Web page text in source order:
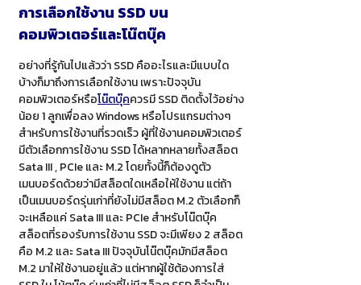
การเลือกใช้งาน SSD บน
คอมพิวเตอร์และโน๊ตบุ๊ค
อย่างที่รู้กันไปแล้วว่า SSD คืออะไรและมีแบบใด
บ้างก็มาถึงการเลือกใช้งาน เพราะปัจจุบัน
คอมพิวเตอร์หรือโน๊ตบุ๊คควรมี SSD ติดตั้งไว้อย่าง
น้อย 1 ลูกเพื่อลง Windows หรือโปรแกรมต่างๆ
สำหรับการใช้งานที่รวดเร็ว ผู้ที่ใช้งานคอมพิวเตอร์
มีตัวเลือกการใช้งาน SSD ได้หลากหลายทั้งสล็อต
Sata III , PCIe และ M.2 โดยทั้งนี้ก็ต้องดูตัว
เมนบอร์ดด้วยว่ามีสล็อตใดเหลือให้ใช้งาน แต่ถ้า
เป็นเมนบอร์ดรุ่นเก่าที่ยังไม่มีสล็อต M.2 ตัวเลือกก็
จะเหลือแค่ Sata III และ PCIe สำหรับโน๊ตบุ๊ค
สล็อตที่รองรับการใช้งาน SSD จะมีเพียง 2 สล็อต
คือ M.2 และ Sata III ปัจจุบันโน๊ตบุ๊คมักมีสล็อต
M.2 มาให้ใช้งานอยู่แล้ว แต่หากผู้ใช้ต้องการใส่